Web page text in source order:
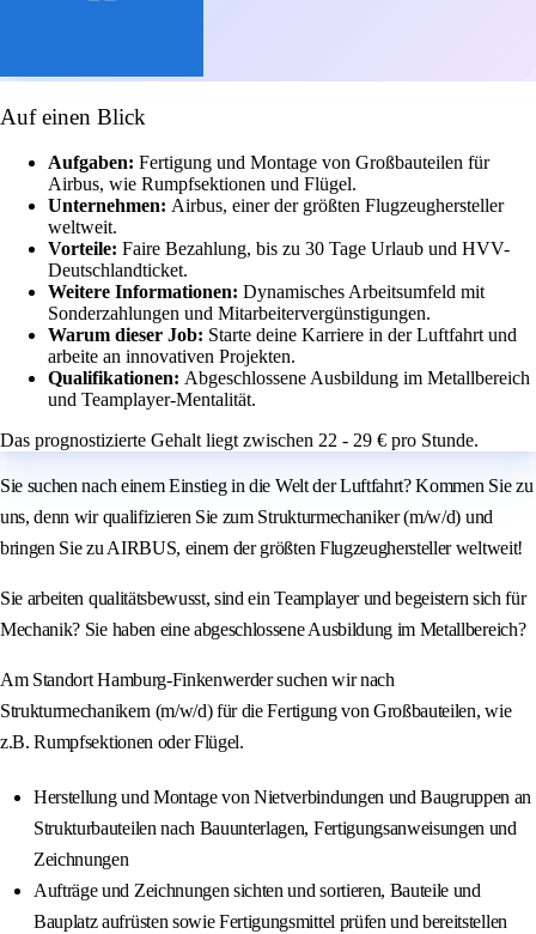
Auf einen Blick
Aufgaben: Fertigung und Montage von Großbauteilen für
Airbus, wie Rumpfsektionen und Flügel.
Unternehmen: Airbus, einer der größten Flugzeughersteller
weltweit.
Vorteile: Faire Bezahlung, bis zu 30 Tage Urlaub und HVV-
Deutschlandticket.
Weitere Informationen: Dynamisches Arbeitsumfeld mit
Sonderzahlungen und Mitarbeitervergünstigungen.
Warum dieser Job: Starte deine Karriere in der Luftfahrt und
arbeite an innovativen Projekten.
Qualifikationen: Abgeschlossene Ausbildung im Metallbereich
und Teamplayer-Mentalität.
Das prognostizierte Gehalt liegt zwischen 22 - 29 € pro Stunde.
Sie suchen nach einem Einstieg in die Welt der Luftfahrt? Kommen Sie zu
uns, denn wir qualifizieren Sie zum Strukturmechaniker (m/w/d) und
bringen Sie zu AIRBUS, einem der größten Flugzeughersteller weltweit!
Sie arbeiten qualitätsbewusst, sind ein Teamplayer und begeistern sich für
Mechanik? Sie haben eine abgeschlossene Ausbildung im Metallbereich?
Am Standort Hamburg-Finkenwerder suchen wir nach
Strukturmechanikern (m/w/d) für die Fertigung von Großbauteilen, wie
z.B. Rumpfsektionen oder Flügel.
Herstellung und Montage von Nietverbindungen und Baugruppen an
Strukturbauteilen nach Bauunterlagen, Fertigungsanweisungen und
Zeichnungen
Aufträge und Zeichnungen sichten und sortieren, Bauteile und
Bauplatz aufrüsten sowie Fertigungsmittel prüfen und bereitstellen